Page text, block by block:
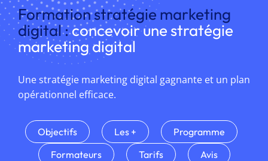
Réalisations
Ressources
Société
Formation stratégie marketing
digital :concevoir une stratégie
marketing digital
Une stratégie marketing digital gagnante et un plan
opérationnel efficace.
Objectifs Les +
Programme
Formateurs
Tarifs Avis